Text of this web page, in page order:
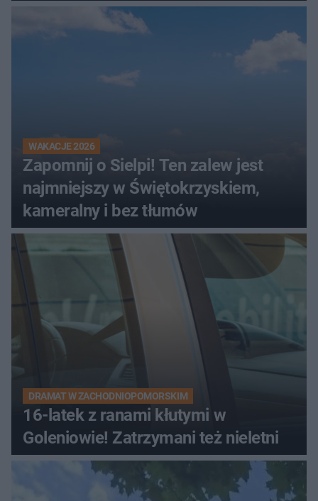
WAKACJE 2026
Zapomnij o Sielpi! Ten zalew jest
najmniejszy w Świętokrzyskiem,
kameralny i bez tłumów
DRAMAT W ZACHODNIOPOMORSKIM
16-latek z ranami kłutymi w
Goleniowie! Zatrzymani też nieletni